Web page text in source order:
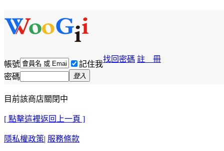
帳號 記住我
找回密碼 註 冊
密碼 登入
目前該商店關閉中
[ 點擊這裡返回上一頁 ]
隱私權政策| 服務條款